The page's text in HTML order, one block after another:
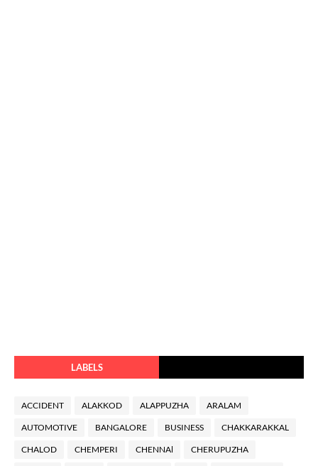
LABELS
ACCIDENT ALAKKOD ALAPPUZHA ARALAM
AUTOMOTIVE BANGALORE BUSINESS CHAKKARAKKAL
CHALOD CHEMPERI CHENNAl CHERUPUZHA